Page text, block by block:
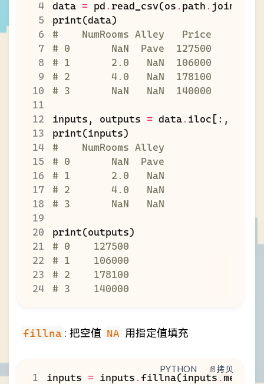
4
7
14
17
24
data = pd . read_csv(os . path . join
print(data)
#    NumRooms Alley   Price
# 0       NaN  Pave  127500
# 1       2.0   NaN  106000
# 2       4.0   NaN  178100
# 3       NaN   NaN  140000
inputs , outputs = data. iloc [:,
print(inputs)
#    NumRooms Alley
# 0       NaN  Pave
# 1       2.0   NaN
# 2       4.0   NaN
# 3       NaN   NaN
print(outputs)
# 0    127500
# 1    106000
# 2    178100
# 3    140000
fillna : 把空值 NA 用指定值填充
inputs = inputs . fillna(inputs . mean
📄拷贝
PYTHON